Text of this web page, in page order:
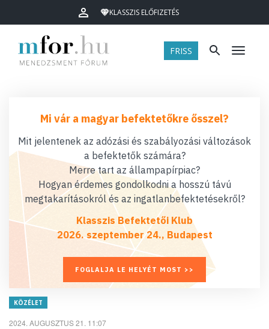
KLASSZIS ELŐFIZETÉS
FRISS Menü
Mi vár a magyar befektetőkre ősszel?
Mit jelentenek az adózási és szabályozási változások
a befektetők számára?
Merre tart az állampapírpiac?
Hogyan érdemes gondolkodni a hosszú távú
megtakarításokról és az ingatlanbefektetésekről?
Klasszis Befektetői Klub
2026. szeptember 24., Budapest
FOGLALJA LE HELYÉT MOST >>
KÖZÉLET
2024. AUGUSZTUS 21. 11:07